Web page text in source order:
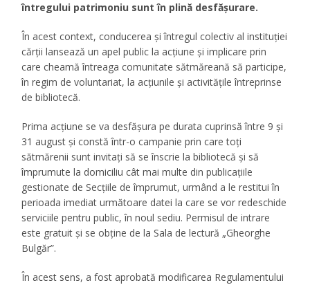
întregului patrimoniu sunt în plină desfășurare.
În acest context, conducerea și întregul colectiv al instituției
cărții lansează un apel public la acțiune și implicare prin
care cheamă întreaga comunitate sătmăreană să participe,
în regim de voluntariat, la acțiunile și activitățile întreprinse
de bibliotecă.
Prima acțiune se va desfășura pe durata cuprinsă între 9 și
31 august și constă într-o campanie prin care toți
sătmărenii sunt invitați să se înscrie la bibliotecă și să
împrumute la domiciliu cât mai multe din publicațiile
gestionate de Secțiile de împrumut, urmând a le restitui în
perioada imediat următoare datei la care se vor redeschide
serviciile pentru public, în noul sediu. Permisul de intrare
este gratuit și se obține de la Sala de lectură „Gheorghe
Bulgăr”.
În acest sens, a fost aprobată modificarea Regulamentului